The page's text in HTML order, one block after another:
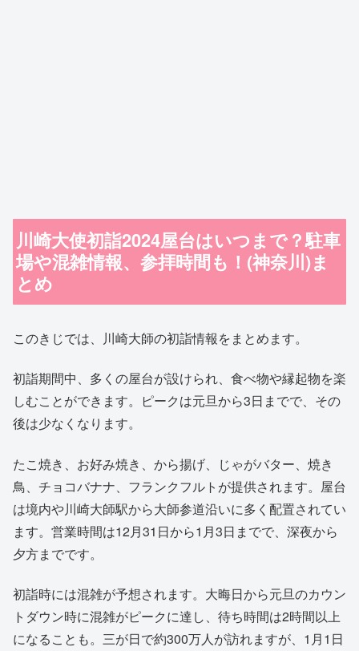
川崎大使初詣2024屋台はいつまで？駐車
場や混雑情報、参拝時間も！(神奈川)ま
とめ
このきじでは、川崎大師の初詣情報をまとめます。
初詣期間中、多くの屋台が設けられ、食べ物や縁起物を楽
しむことができます。ピークは元旦から3日までで、その
後は少なくなります。
たこ焼き、お好み焼き、から揚げ、じゃがバター、焼き
鳥、チョコバナナ、フランクフルトが提供されます。屋台
は境内や川崎大師駅から大師参道沿いに多く配置されてい
ます。営業時間は12月31日から1月3日までで、深夜から
夕方までです。
初詣時には混雑が予想されます。大晦日から元旦のカウン
トダウン時に混雑がピークに達し、待ち時間は2時間以上
になることも。三が日で約300万人が訪れますが、1月1日